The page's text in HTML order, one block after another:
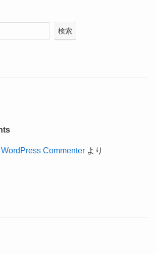
検索
Commenterより